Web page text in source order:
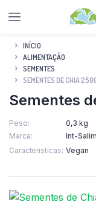
INÍCIO
ALIMENTAÇÃO
SEMENTES
SEMENTES DE CHIA
Sementes
Peso
0,3 kg
Marca
Int-Salim
Caracteristicas Vegan